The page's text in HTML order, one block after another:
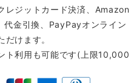
レジットカード決済、Amazon
代金引換、PayPayオンライン
だけます。
ト利用も可能です(上限10,000